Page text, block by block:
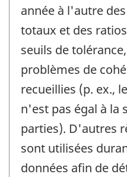
année à l'autre
totaux et des
seuils de
problèmes de
recueillies (p. ex.,
n'est pas égal à la
parties). D'autres
sont utilisées
données afin de